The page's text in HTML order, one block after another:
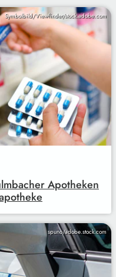
Symbolbild/Viewfinder/stock.adobe.com
Apotheken
spuno/adobe.stock.com